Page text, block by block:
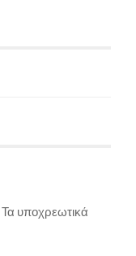
Τα υποχρεωτικά